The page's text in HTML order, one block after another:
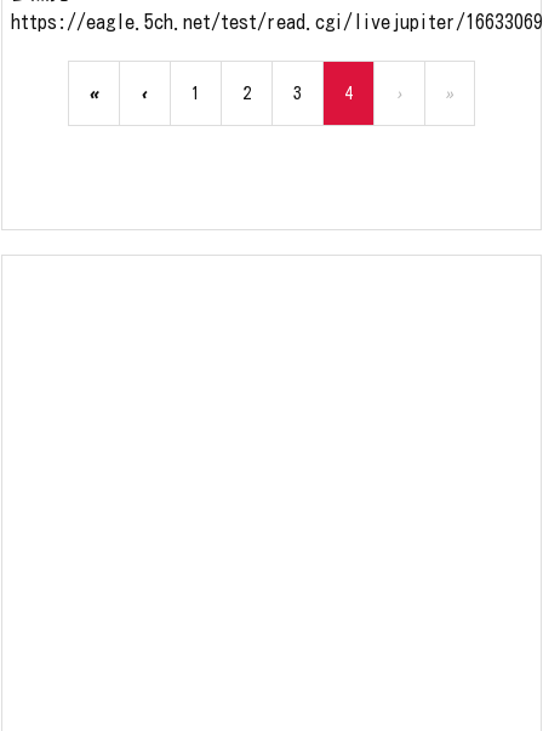
https://eagle.5ch.net/test/read.cgi/livejupiter/
« ‹ 1 2 3 4 › »